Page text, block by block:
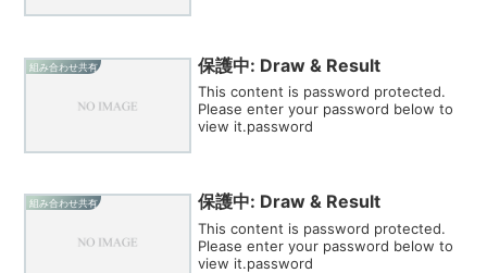
組み合わせ共有 保護中: Draw & Result
This content is password protected.
Please enter your password below to
view it.password
組み合わせ共有 保護中: Draw & Result
This content is password protected.
Please enter your password below to
view it.password